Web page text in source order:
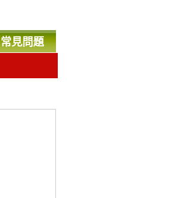
常見問題